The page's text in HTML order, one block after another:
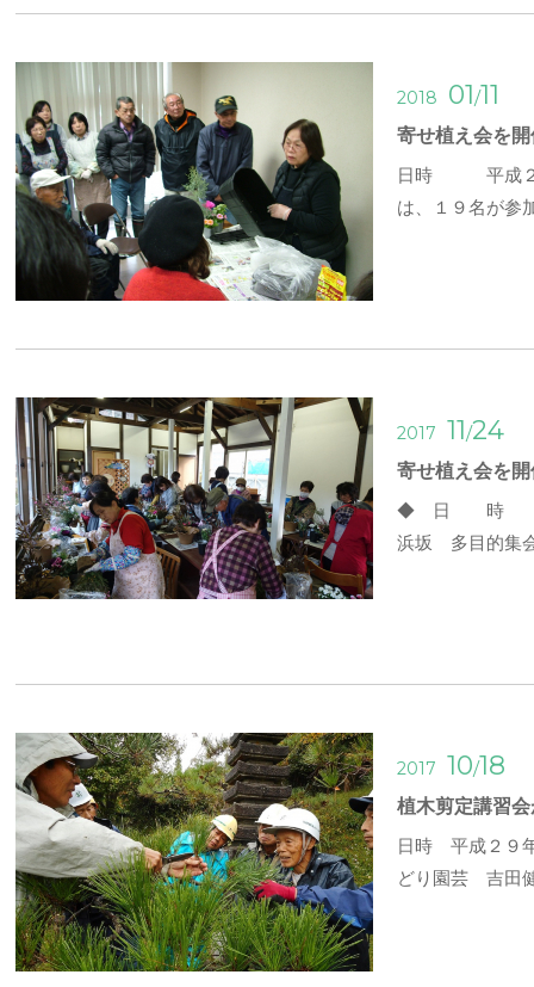
2018 01/11
寄せ植え会を
日時 平成２
は、１９名が参
2017 11/24
寄せ植え会を
◆ 日 時 平成
浜坂 多目的
2017 10/18
植木剪定講習
日時 平成２９
どり園芸 吉田